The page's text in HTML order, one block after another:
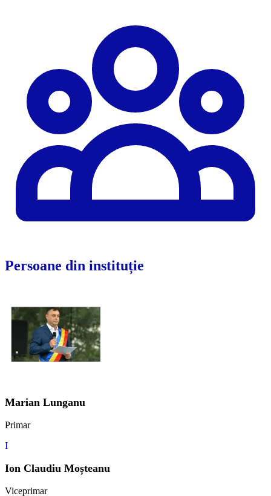
Persoane din instituție
Marian Lunganu
Primar
I
Ion Claudiu Moșteanu
Viceprimar